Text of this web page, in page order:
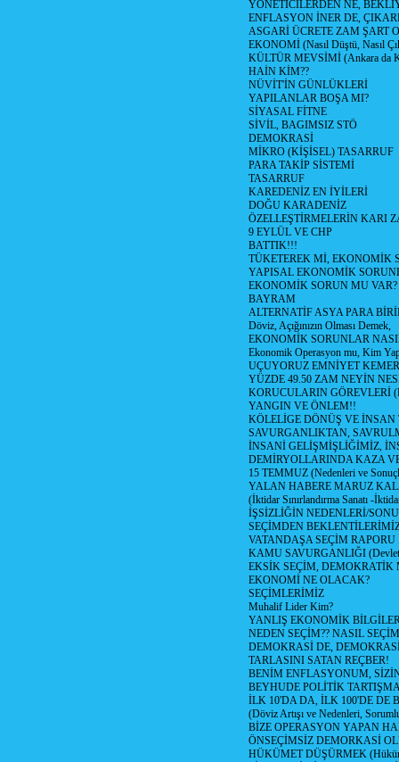
YÖNETİCİLERDEN NE,
ENFLASYON İNER DE,
ASGARİ ÜCRETE ZAM ŞART
EKONOMİ (Nasıl Düştü, Nasıl
KÜLTÜR MEVSİMİ (Ankara da
HAİN KİM??
NÜVİT'İN GÜNLÜKLERİ
YAPILANLAR BOŞA MI?
SİYASAL FİTNE
SİVİL, BAGIMSIZ STÖ
DEMOKRASİ
MİKRO (KİŞİSEL) TASARRUF
PARA TAKİP SİSTEMİ
TASARRUF
KAREDENİZ EN İYİLERİ
DOĞU KARADENİZ
ÖZELLEŞTİRMELERİN KARI
9 EYLÜL VE CHP
BATTIK!!!
TÜKETEREK Mİ, EKONOMİK
YAPISAL EKONOMİK
EKONOMİK SORUN MU VAR?
BAYRAM
ALTERNATİF ASYA PARA
Döviz, Açığınızın Olması Demek,
EKONOMİK SORUNLAR
Ekonomik Operasyon mu, Kim
UÇUYORUZ EMNİYET
YÜZDE 49.50 ZAM NEYİN
KORUCULARIN GÖREVLERİ
YANGIN VE ÖNLEM!!
KÖLELİGE DÖNÜŞ VE İNSAN
SAVURGANLIKTAN,
İNSANİ GELİŞMİŞLİĞİMİZ,
DEMİRYOLLARINDA KAZA
15 TEMMUZ (Nedenleri ve
YALAN HABERE MARUZ
(İktidar Sınırlandırma Sanatı -
İŞSİZLİĞİN NEDENLERİ/
SEÇİMDEN
VATANDAŞA SEÇİM RAPORU
KAMU SAVURGANLIĞI (Devlet
EKSİK SEÇİM, DEMOKRATİK
EKONOMİ NE OLACAK?
SEÇİMLERİMİZ
Muhalif Lider Kim?
YANLIŞ EKONOMİK
NEDEN SEÇİM?? NASIL
DEMOKRASİ DE,
TARLASINI SATAN REÇBER!
BENİM ENFLASYONUM,
BEYHUDE POLİTİK
İLK 10'DA DA, İLK 100'DE DE
(Döviz Artışı ve Nedenleri,
BİZE OPERASYON YAPAN
ÖNSEÇİMSİZ DEMORKASİ
HÜKÜMET DÜŞÜRMEK